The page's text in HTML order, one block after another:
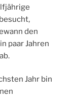
den
paar Jahren
Jahr bin